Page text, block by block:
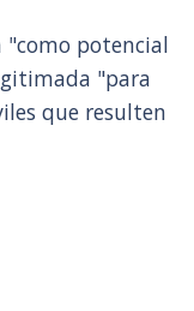
"como potencial
"para
que resulten